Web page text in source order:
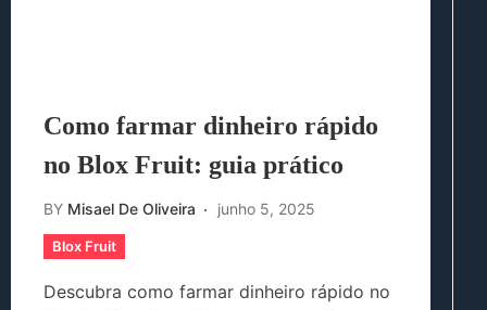
Como farmar dinheiro rápido
no Blox Fruit: guia prático
BY Misael De Oliveira junho 5, 2025
Blox Fruit
Descubra como farmar dinheiro rápido no